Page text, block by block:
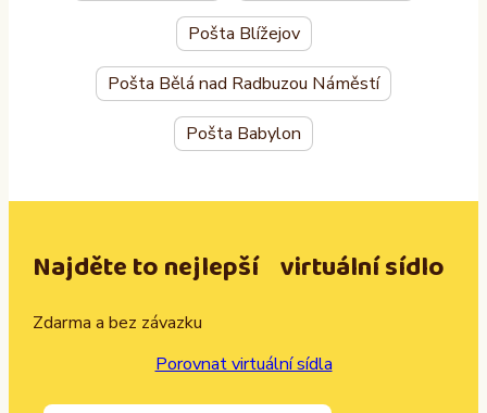
Pošta Blížejov
Pošta Bělá nad Radbuzou Náměstí
Pošta Babylon
Najděte to nejlepší virtuální sídlo
Zdarma a bez závazku
Porovnat virtuální sídla